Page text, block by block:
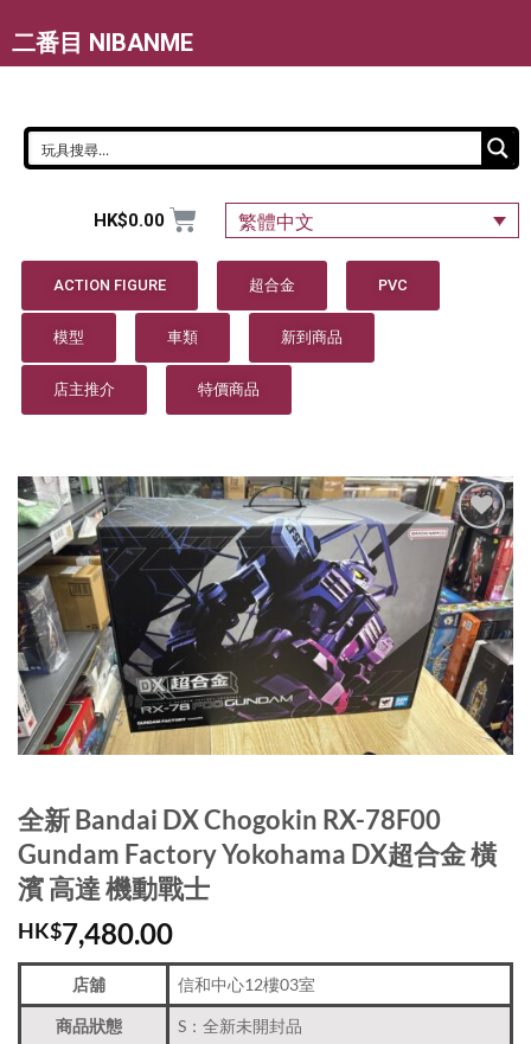
二番目 NIBANME
HK$0.00 繁體中文
ACTION FIGURE 超合金 PVC
模型 車類 新到商品
店主推介 特價商品
全新 Bandai DX Chogokin RX-78F00
Gundam Factory Yokohama DX超合金 橫
濱 高達 機動戰士
HK$7,480.00
店舖 信和中心12樓03室
商品狀態 S：全新未開封品